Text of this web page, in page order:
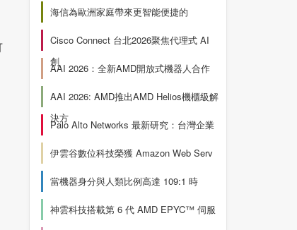
海信為歐洲家庭帶來更智能便捷的
Cisco Connect 台北2026聚焦代理式 AI
創
AAI 2026：全新AMD開放式機器人合作
AAI 2026: AMD推出AMD Helios機櫃級解
決方
Palo Alto Networks 最新研究：台灣企業
伊雲谷數位科技榮獲 Amazon Web Serv
當機器身分與人類比例高達 109:1 時
神雲科技搭載第 6 代 AMD EPYC™ 伺服